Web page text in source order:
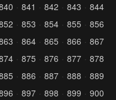
841 842 843
844
853 854 855
856
864 865 866
867
875 876 877
878
886 887 888
889
897 898 899
900